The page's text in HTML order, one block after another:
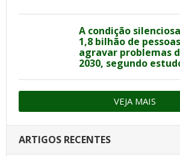
A condição
1,8 bilhão de
agravar problemas
2030, segundo
VEJA MAIS
ARTIGOS RECENTES